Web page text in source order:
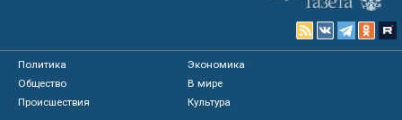
Политика
Экономика
Общество
В мире
Происшествия
Культура